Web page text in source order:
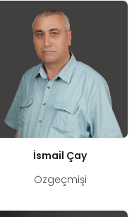
İsmail Çay
Özgeçmişi